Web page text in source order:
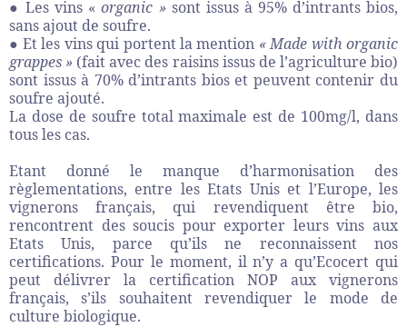
● Les vins «organic » sont issus à 95% d’intrants bios,
sans ajout de soufre.
● Et les vins qui portent la mention « Made with organic
grappes » (fait avec des raisins issus de l’agriculture bio)
sont issus à 70% d’intrants bios et peuvent contenir du
soufre ajouté.
La dose de soufre total maximale est de 100mg/l, dans
tous les cas.
Etant donné le manque d’harmonisation des
règlementations, entre les Etats Unis et l’Europe, les
vignerons français, qui revendiquent être bio,
rencontrent des soucis pour exporter leurs vins aux
Etats Unis, parce qu’ils ne reconnaissent nos
certifications. Pour le moment, il n’y a qu’Ecocert qui
peut délivrer la certification NOP aux vignerons
français, s’ils souhaitent revendiquer le mode de
culture biologique.